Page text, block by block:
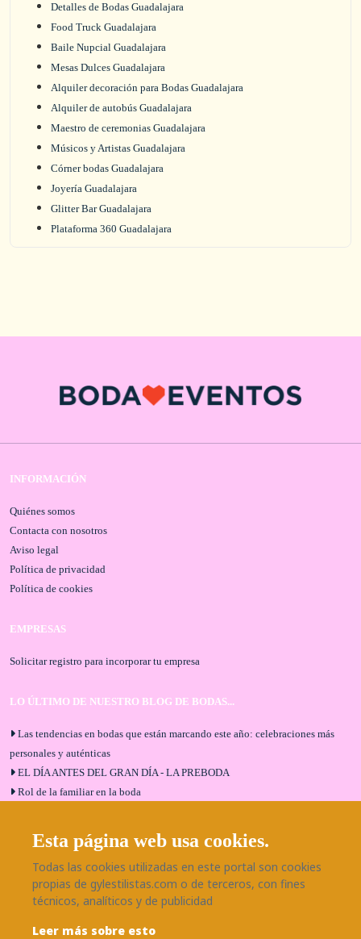
Detalles de Bodas Guadalajara
Food Truck Guadalajara
Baile Nupcial Guadalajara
Mesas Dulces Guadalajara
Alquiler decoración para Bodas Guadalajara
Alquiler de autobús Guadalajara
Maestro de ceremonias Guadalajara
Músicos y Artistas Guadalajara
Córner bodas Guadalajara
Joyería Guadalajara
Glitter Bar Guadalajara
Plataforma 360 Guadalajara
INFORMACIÓN
Quiénes somos
Contacta con nosotros
Aviso legal
Política de privacidad
Política de cookies
EMPRESAS
Solicitar registro para incorporar tu empresa
LO ÚLTIMO DE NUESTRO BLOG DE BODAS...
Las tendencias en bodas que están marcando este año: celebraciones más
personales y auténticas
EL DÍA ANTES DEL GRAN DÍA - LA PREBODA
Rol de la familiar en la boda
Bodas en Alhaurín de la Torre: entrevista exclusiva con Bodaeventos
Málaga
¿Cómo será tu boda?
Blog de bodas
SÍGUENOS EN NUESTRAS REDES
Esta página web usa cookies.
Todas las cookies utilizadas en este portal son cookies
propias de gylestilistas.com o de terceros, con fines
técnicos, analíticos y de publicidad
Leer más sobre esto